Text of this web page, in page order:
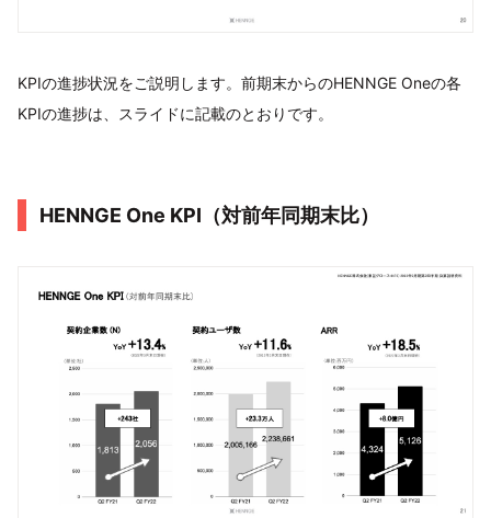
KPIの進捗状況をご説明します。前期末からのHENNGE Oneの各
KPIの進捗は、スライドに記載のとおりです。
HENNGE One KPI（対前年同期末比）